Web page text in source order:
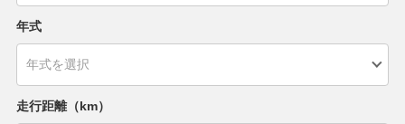
年式
走行距離（km）